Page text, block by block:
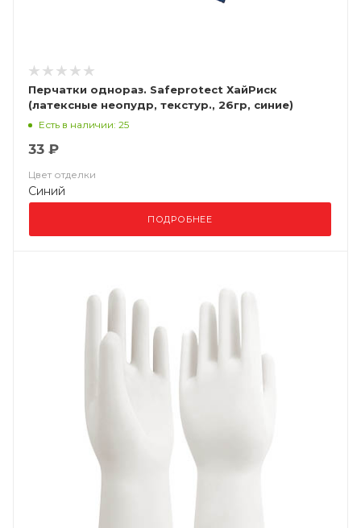
Перчатки однораз. Safeprotect ХайРиск
(латексные неопудр, текстур., 26гр, синие)
Есть в наличии: 25
33 ₽
Цвет отделки
Синий
ПОДРОБНЕЕ